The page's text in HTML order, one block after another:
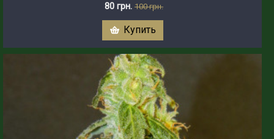
80 грн. 100 грн.
Купить